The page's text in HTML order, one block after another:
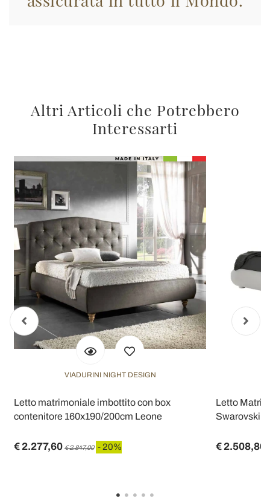
Altri Articoli che Potrebbero
Interessarti
VIADURINI NIGHT DESIGN
Letto matrimoniale imbottito con box
contenitore 160x190/200cm Leone
€ 2.277,60 € 2.847,00 - 20%
Letto
Swarovski
€ 2.508,80